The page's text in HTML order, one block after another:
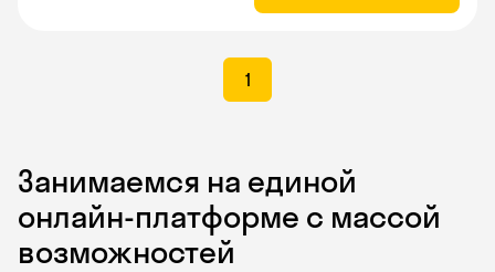
1
Занимаемся на единой
онлайн-платформе с массой
возможностей